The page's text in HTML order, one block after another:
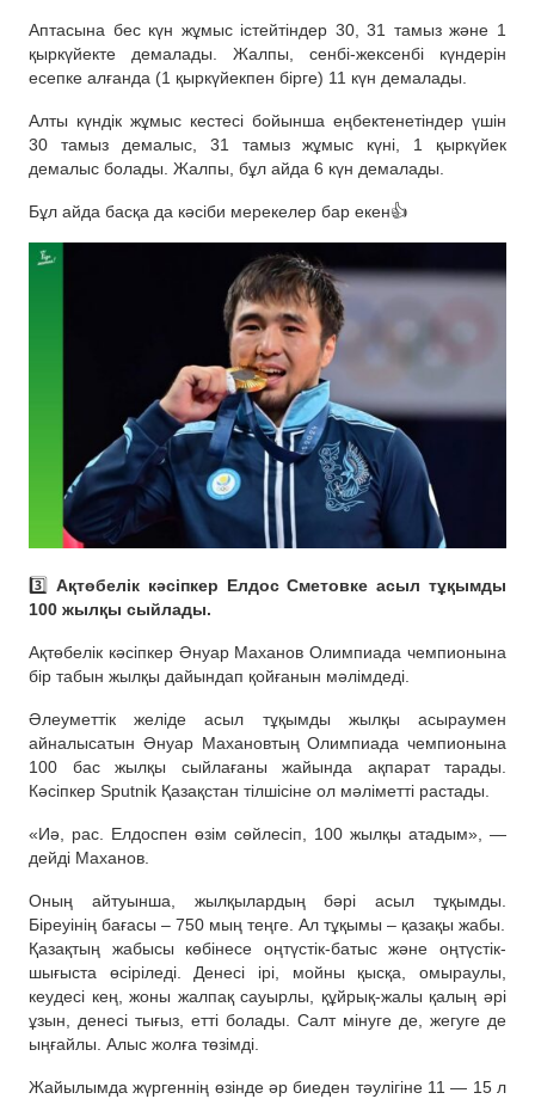
Аптасына бес күн жұмыс істейтіндер 30, 31 тамыз және 1
қыркүйекте демалады. Жалпы, сенбі-жексенбі күндерін
есепке алғанда (1 қыркүйекпен бірге) 11 күн демалады.
Алты күндік жұмыс кестесі бойынша еңбектенетіндер үшін
30 тамыз демалыс, 31 тамыз жұмыс күні, 1 қыркүйек
демалыс болады. Жалпы, бұл айда 6 күн демалады.
Бұл айда басқа да кәсіби мерекелер бар екен👍
3️⃣ Ақтөбелік кәсіпкер Елдос Сметовке асыл тұқымды
100 жылқы сыйлады.
Ақтөбелік кәсіпкер Әнуар Маханов Олимпиада чемпионына
бір табын жылқы дайындап қойғанын мәлімдеді.
Әлеуметтік желіде асыл тұқымды жылқы асыраумен
айналысатын Әнуар Махановтың Олимпиада чемпионына
100 бас жылқы сыйлағаны жайында ақпарат тарады.
Кәсіпкер Sputnik Қазақстан тілшісіне ол мәліметті растады.
«Иә, рас. Елдоспен өзім сөйлесіп, 100 жылқы атадым», —
дейді Маханов.
Оның айтуынша, жылқылардың бәрі асыл тұқымды.
Біреуінің бағасы – 750 мың теңге. Ал тұқымы – қазақы жабы.
Қазақтың жабысы көбінесе оңтүстік-батыс және оңтүстік-
шығыста өсіріледі. Денесі ірі, мойны қысқа, омыраулы,
кеудесі кең, жоны жалпақ сауырлы, құйрық-жалы қалың әрі
ұзын, денесі тығыз, етті болады. Салт мінуге де, жегуге де
ыңғайлы. Алыс жолға төзімді.
Жайылымда жүргеннің өзінде әр биеден тәулігіне 11 — 15 л